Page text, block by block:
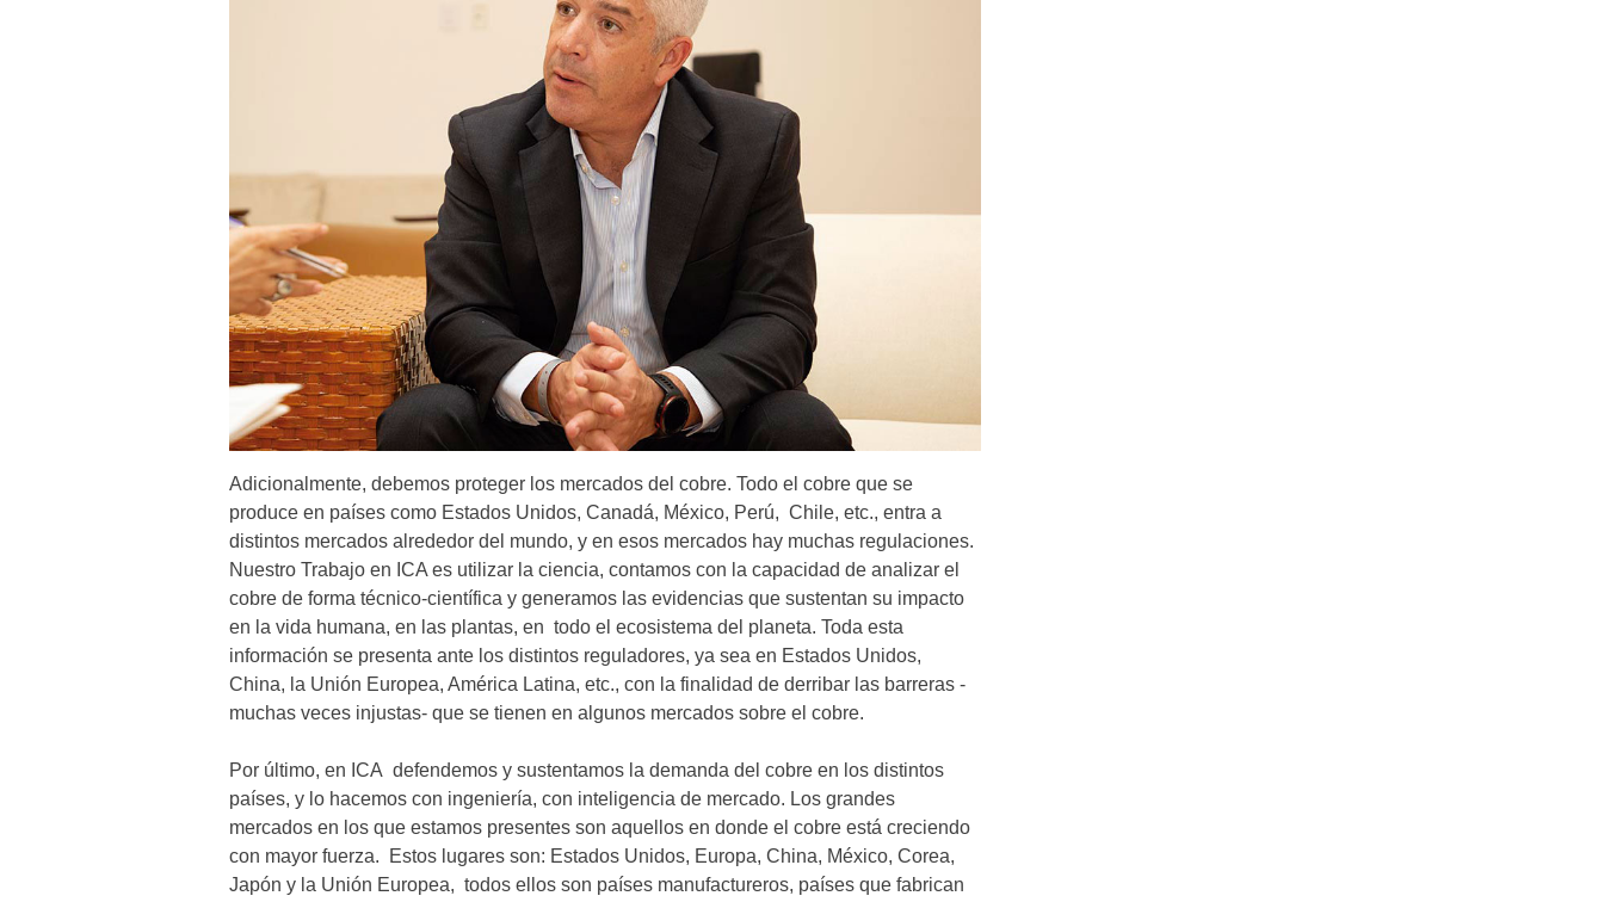
Adicionalmente, debemos proteger los mercados del cobre. Todo el cobre que se
produce en países como Estados Unidos, Canadá, México, Perú, Chile, etc., entra a
distintos mercados alrededor del mundo, y en esos mercados hay muchas regulaciones.
Nuestro Trabajo en ICA es utilizar la ciencia, contamos con la capacidad de analizar el
cobre de forma técnico-científica y generamos las evidencias que sustentan su impacto
en la vida humana, en las plantas, en todo el ecosistema del planeta. Toda esta
información se presenta ante los distintos reguladores, ya sea en Estados Unidos,
China, la Unión Europea, América Latina, etc., con la finalidad de derribar las barreras -
muchas veces injustas- que se tienen en algunos mercados sobre el cobre.
Por último, en ICA defendemos y sustentamos la demanda del cobre en los distintos
países, y lo hacemos con ingeniería, con inteligencia de mercado. Los grandes
mercados en los que estamos presentes son aquellos en donde el cobre está creciendo
con mayor fuerza. Estos lugares son: Estados Unidos, Europa, China, México, Corea,
Japón y la Unión Europea, todos ellos son países manufactureros, países que fabrican